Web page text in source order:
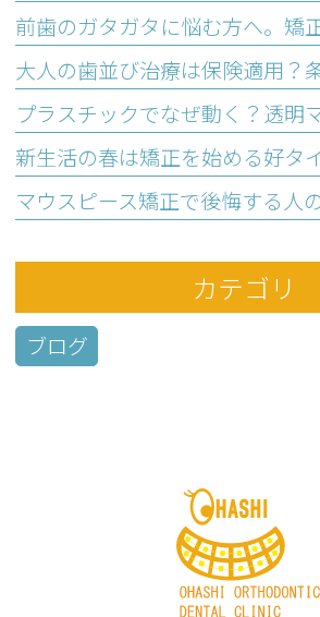
カテゴリ
ブログ